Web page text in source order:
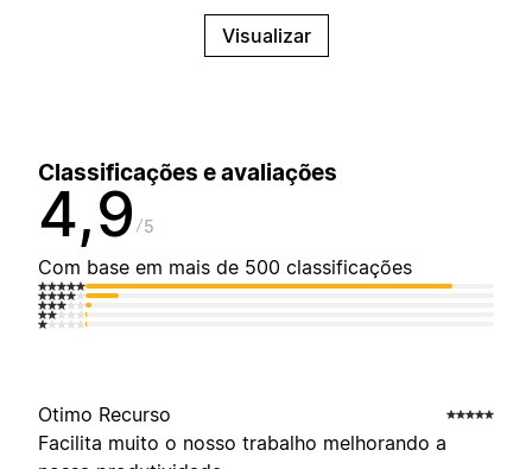
Visualizar
Classificações e avaliações
4,9 5
Com base em mais de 500 classificações
Otimo Recurso
Facilita muito o nosso trabalho melhorando a